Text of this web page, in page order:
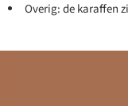
Overig: de karaffen